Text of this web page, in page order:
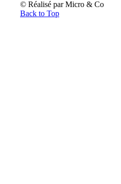
© Réalisé par Micro & Co
Back to Top